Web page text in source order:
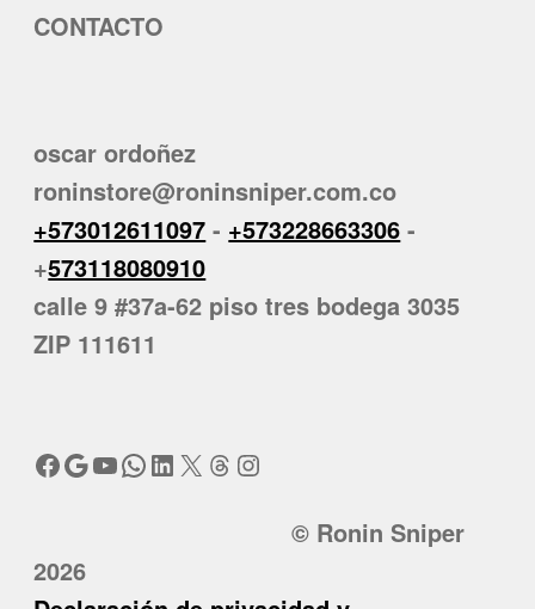
CONTACTO
oscar ordoñez
roninstore@roninsniper.com.co
+573012611097 - +573228663306 -
+573118080910
calle 9 #37a-62 piso tres bodega 3035
ZIP 111611
Facebook
Google
YouTube
WhatsApp
LinkedIn
X Threads
Instagram
© Ronin Sniper
2026